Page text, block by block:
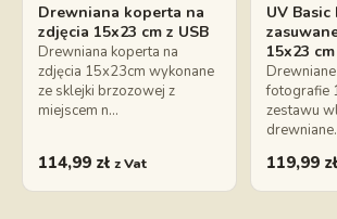
Drewniana koperta na
zdjęcia 15x23 cm z USB
Drewniana koperta na
zdjęcia 15x23cm wykonane
ze sklejki brzozowej z
miejscem n…
114,99 zł z Vat
UV Basic
15x23 cm
fotografie
zestawu
119,99 zł